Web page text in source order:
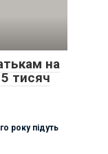
на
тисяч
року підуть